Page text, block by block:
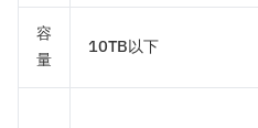
容
量
10TB以下